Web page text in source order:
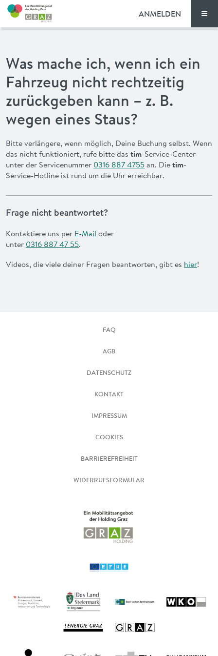
FAQ
NEWS
ENGLISH
ANMELDEN
Was mache ich, wenn ich ein
Fahrzeug nicht rechtzeitig
zurückgeben kann – z. B.
wegen eines Staus?
Bitte verlängere, wenn möglich, Deine Buchung selbst. Wenn
das nicht funktioniert, rufe bitte das tim-Service-Center
unter der Servicenummer 0316 887 4755an. Dietim-
Service-Hotline ist rund um die Uhr erreichbar.
Frage nicht beantwortet?
Kontaktiere uns per E-Mail oder
unter 0316 887 47 55.
Videos, die viele deiner Fragen beantworten, gibt es hier!
FAQ
AGB
DATENSCHUTZ
KONTAKT
IMPRESSUM
COOKIES
BARRIEREFREIHEIT
WIDERRUFSFORMULAR